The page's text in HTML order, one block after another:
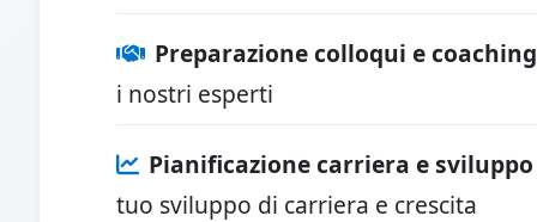
Preparazione colloqui e coaching
i nostri esperti
Pianificazione carriera e sviluppo
tuo sviluppo di carriera e crescita